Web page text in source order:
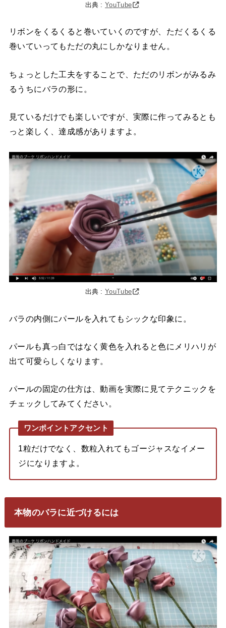
出典 :YouTube
リボンをくるくると巻いていくのですが、ただくるくる
巻いていってもただの丸にしかなりません。
ちょっとした工夫をすることで、ただのリボンがみるみ
るうちにバラの形に。
見ているだけでも楽しいですが、実際に作ってみるとも
っと楽しく、達成感がありますよ。
出典 :YouTube
バラの内側にパールを入れてもシックな印象に。
パールも真っ白ではなく黄色を入れると色にメリハリが
出て可愛らしくなります。
パールの固定の仕方は、動画を実際に見てテクニックを
チェックしてみてください。
ワンポイントアクセント
1粒だけでなく、数粒入れてもゴージャスなイメー
ジになりますよ。
本物のバラに近づけるには